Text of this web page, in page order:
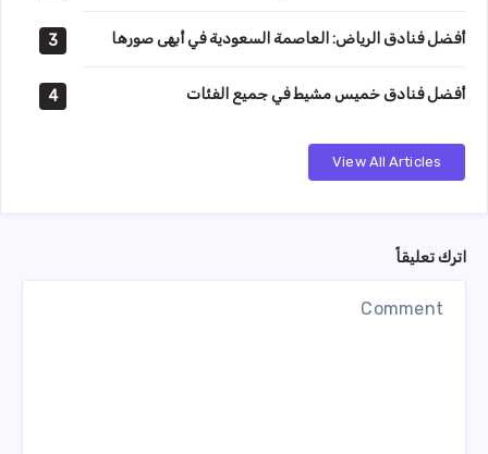
3 أفضل فنادق الرياض: العاصمة السعودية في أبهى صورها
4 أفضل فنادق خميس مشيط في جميع الفئات
View All Articles
اترك تعليقاً